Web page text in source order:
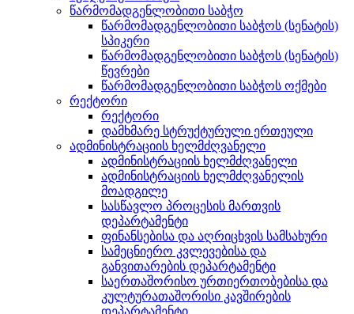
წარმომადგენლობითი საბჭო
წარმომადგენლობითი საბჭოს (სენატის)
სპიკერი
წარმომადგენლობითი საბჭოს (სენატის)
წევრები
წარმომადგენლობითი საბჭოს ოქმები
რექტორი
რექტორი
დამხმარე სტრუქტურული ერთეული
ადმინისტრაციის ხელმძღვანელი
ადმინისტრაციის ხელმძღვანელი
ადმინისტრაციის ხელმძღვანელის
მოადგილე
სასწავლო პროცესის მართვის
დეპარტამენტი
ფინანსებისა და აღრიცხვის სამსახური
სამეცნიერო კვლევებისა და
განვითარების დეპარტამენტი
საერთაშორისო ურთიერთობებისა და
კულტურათაშორისი კავშირების
დეპარტამენტი